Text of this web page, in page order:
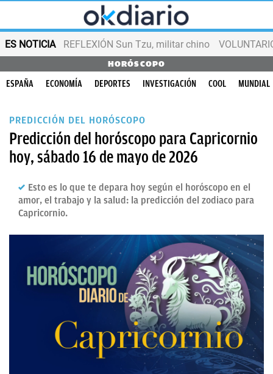
ES NOTICIA REFLEXIÓN Sun Tzu, militar chino
HORÓSCOPO
ESPAÑA ECONOMÍA DEPORTES INVESTIGACIÓN COOL MUNDIAL
PREDICCIÓN DEL HORÓSCOPO
Predicción del horóscopo para Capricornio
hoy, sábado 16 de mayo de 2026
Esto es lo que te depara hoy según el horóscopo en el
amor, el trabajo y la salud: la predicción del zodiaco para
Capricornio.